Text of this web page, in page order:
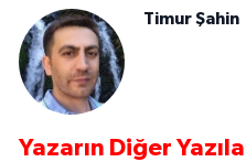
Timur Şahin
Yazarın Diğer